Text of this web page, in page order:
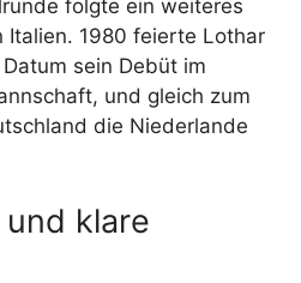
folgte ein weiteres
Italien. 1980 feierte Lothar
sein Debüt im
und gleich zum
die Niederlande
klare